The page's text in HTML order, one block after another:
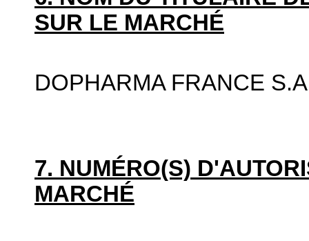
SUR LE MARCHÉ
DOPHARMA FRANCE
7. NUMÉRO(S)
MARCHÉ